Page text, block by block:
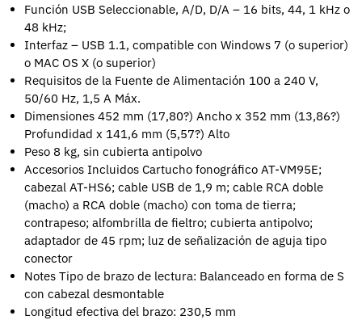
Función USB Seleccionable, A/D, D/A – 16 bits, 44, 1 kHz o
48 kHz;
Interfaz – USB 1.1, compatible con Windows 7 (o superior)
o MAC OS X (o superior)
Requisitos de la Fuente de Alimentación 100 a 240 V,
50/60 Hz, 1,5 A Máx.
Dimensiones 452 mm (17,80?) Ancho x 352 mm (13,86?)
Profundidad x 141,6 mm (5,57?) Alto
Peso 8 kg, sin cubierta antipolvo
Accesorios Incluidos Cartucho fonográfico AT-VM95E;
cabezal AT-HS6; cable USB de 1,9 m; cable RCA doble
(macho) a RCA doble (macho) con toma de tierra;
contrapeso; alfombrilla de fieltro; cubierta antipolvo;
adaptador de 45 rpm; luz de señalización de aguja tipo
conector
Notes Tipo de brazo de lectura: Balanceado en forma de S
con cabezal desmontable
Longitud efectiva del brazo: 230,5 mm